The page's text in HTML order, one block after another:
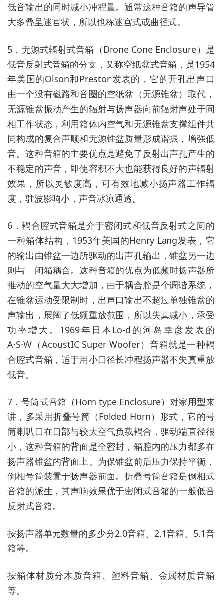
低音输出的同时减小冲程量。通常这种音箱的声导管
大多叠呈迷宫状，所以也称迷宫式或曲径式。
5．无源式辐射式音箱（Drone Cone Enclosure）是
低音反射式音箱的分支，又称空纸盆式音箱，是1954
年美国的Olson和Preston发表的，它的开孔出声口
由一个没有磁路和音圈的空纸盆（无源锥盆）取代，
无源锥盆振动产生的辐射与扬声器向前辐射声处于同
相工作状态，利用箱体内空气和无源锥盆支撑组件共
同构成的复合声顺和无源锥盆质量形成谐振，增强低
音。这种音箱的主要优点是避免了反射出声孔产生的
不稳定的声音，即使容积不大也能获得良好的声辐射
效果，所以灵敏度高，可有效地减小扬声器工作辐
度，驻波影响小，声音冰凉通透。
6．耦合腔式音箱是介于密闭式和低音反射式之间的
一种箱体结构，1953年美国的Henry Lang发表，它
的输出由锥盆一边所驱动的出声孔输出，锥盆另一边
则与一闭箱耦合。这种音箱的优点为低频时扬声器所
推动的空气量大大增加，由于耦合腔是个调谐系统，
在锥盆运动受限制时，出声口输出不超过单独锥盆的
声输出，展阔了低频重放范围，所以失真减小，承受
功率增大。1969年日本Lo-d的河岛幸彦发表的
A·S·W（AcoustIC Super Woofer）音箱就是一种耦
合腔式音箱，适于用小口径长冲程扬声器不失真重放
低音。
7．号筒式音箱（Horn type Enclosure）对家用型来
讲，多采用折叠号筒（Folded Horn）形式，它的号
筒喇叭口在口部与较大空气负载耦合，驱动端直径很
小，这种音箱的背面是全密封，箱腔内的压力都多在
扬声器锥盆的背面上。为保锥盆前后压力保持平衡，
倒相号筒装置于扬声器前面。折叠号筒音箱是倒相式
音箱的派生，其声响效果优于密闭式音箱的一般低音
反射式音箱。
按扬声器单元数量的多少分2.0音箱、2.1音箱、5.1音
箱等。
按箱体材质分木质音箱、塑料音箱、金属材质音箱
等。